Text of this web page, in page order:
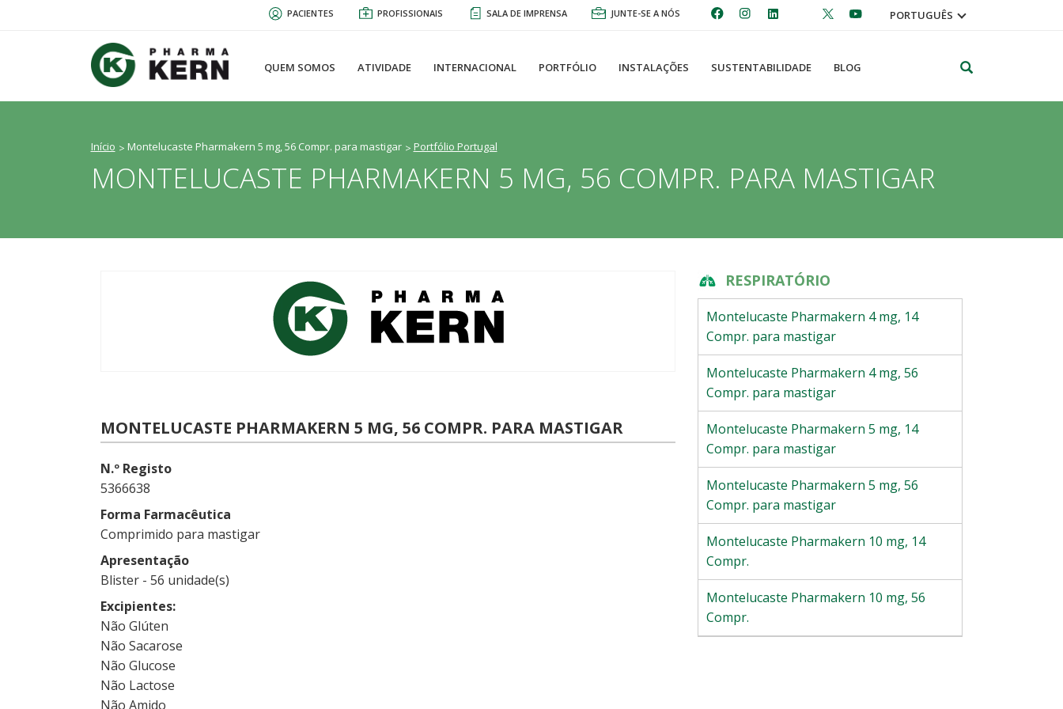
PACIENTES PROFISSIONAIS SALA DE IMPRENSA JUNTE-SE A NÓS PORTUGUÊS
QUEM SOMOS ATIVIDADE INTERNACIONAL PORTFÓLIO INSTALAÇÕES SUSTENTABILIDADE BLOG
Início Montelucaste Pharmakern 5 mg, 56 Compr. para mastigar Portfólio Portugal
MONTELUCASTE PHARMAKERN 5 MG, 56 COMPR. PARA MASTIGAR
RESPIRATÓRIO
Montelucaste Pharmakern 4 mg, 14
Compr. para mastigar
Montelucaste Pharmakern 4 mg, 56
Compr. para mastigar
Montelucaste Pharmakern 5 mg, 14
Compr. para mastigar
Montelucaste Pharmakern 5 mg, 56
Compr. para mastigar
Montelucaste Pharmakern 10 mg, 14
Compr.
Montelucaste Pharmakern 10 mg, 56
Compr.
MONTELUCASTE PHARMAKERN 5 MG, 56 COMPR. PARA MASTIGAR
N.º Registo
5366638
Forma Farmacêutica
Comprimido para mastigar
Apresentação
Blister - 56 unidade(s)
Excipientes
Não Glúten
Não Sacarose
Não Glucose
Não Lactose
Não Amido